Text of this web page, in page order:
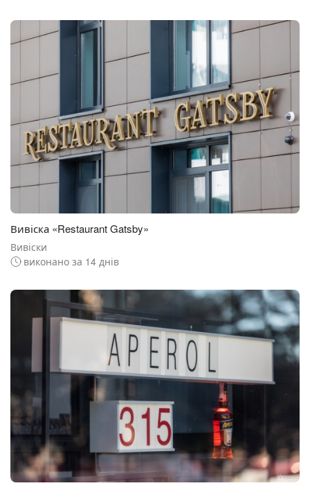
Вивіска «Restaurant Gatsby»
Вивіски
виконано за 14 днів